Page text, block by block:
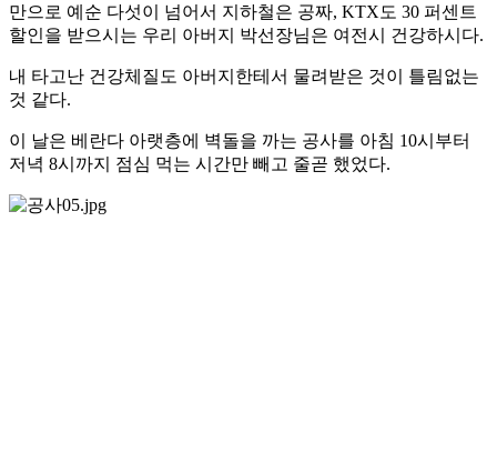
만으로 예순 다섯이 넘어서 지하철은 공짜, KTX도 30 퍼센트
할인을 받으시는 우리 아버지 박선장님은 여전시 건강하시다.
내 타고난 건강체질도 아버지한테서 물려받은 것이 틀림없는
것 같다.
이 날은 베란다 아랫층에 벽돌을 까는 공사를 아침 10시부터
저녁 8시까지 점심 먹는 시간만 빼고 줄곧 했었다.